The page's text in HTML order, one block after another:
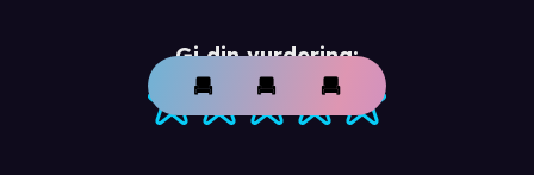
Gi din vurdering: